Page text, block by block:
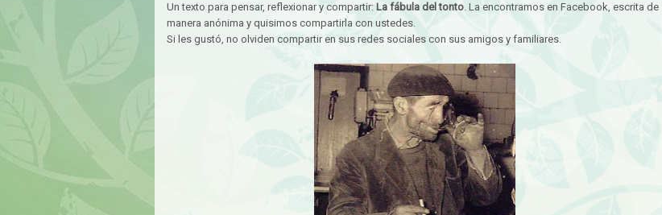
Un texto para pensar, reflexionar y compartir: La fábula del tonto. La encontramos en Facebook, escrita de
manera anónima y quisimos compartirla con ustedes.
Si les gustó, no olviden compartir en sus redes sociales con sus amigos y familiares.